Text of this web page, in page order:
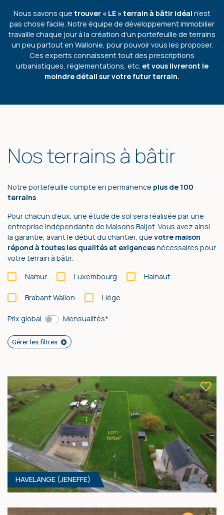
Nous savons que trouver « LE » terrain à bâtir idéal n’est
pas chose facile. Notre équipe de développement immobilier
travaille chaque jour à la création d’un portefeuille de terrains
un peu partout en Wallonie, pour pouvoir vous les proposer.
Ces experts connaissent tout des prescriptions
urbanistiques, réglementations, etc. et vous livreront le
moindre détail sur votre futur terrain.
Nos terrains à bâtir
Notre portefeuille compte en permanence plus de 100
terrains.
Pour chacun d’eux, une étude de sol sera réalisée par une
entreprise indépendante de Maisons Baijot. Vous avez ainsi
la garantie, avant le début du chantier, que votre maison
répond à toutes les qualités et exigencesnécessaires pour
votre terrain à bâtir.
Namur
Luxembourg Hainaut
Brabant Wallon Liège
Prix global Mensualités*
Gérer les filtres
HAVELANGE (JENEFFE)